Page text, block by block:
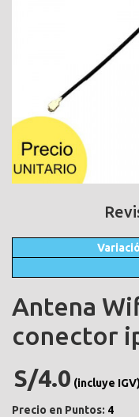
Antena
conector
S/4.0 (incluye IGV)
Precio en Puntos: 4